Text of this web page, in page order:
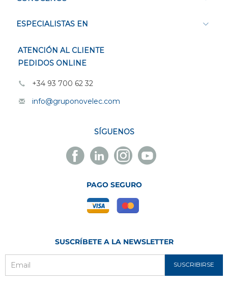
ESPECIALISTAS EN
ATENCIÓN AL CLIENTE
PEDIDOS ONLINE
+34 93 700 62 32
info@gruponovelec.com
SÍGUENOS
Facebook
Novelec
Linkedin
Novelec
Instagram
Novelec
Youtube
Novelec
PAGO SEGURO
SUSCRÍBETE A LA NEWSLETTER
SUSCRIBIRSE